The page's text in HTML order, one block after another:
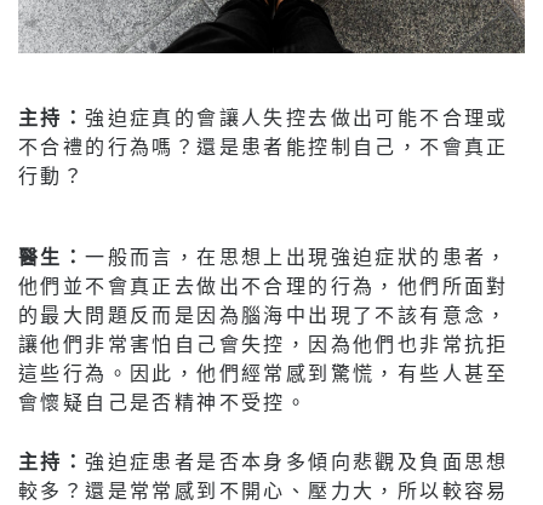
主持：強迫症真的會讓人失控去做出可能不合理或
不合禮的行為嗎？還是患者能控制自己，不會真正
行動？
醫生：一般而言，在思想上出現強迫症狀的患者，
他們並不會真正去做出不合理的行為，他們所面對
的最大問題反而是因為腦海中出現了不該有意念，
讓他們非常害怕自己會失控，因為他們也非常抗拒
這些行為。因此，他們經常感到驚慌，有些人甚至
會懷疑自己是否精神不受控。
主持：強迫症患者是否本身多傾向悲觀及負面思想
較多？還是常常感到不開心、壓力大，所以較容易